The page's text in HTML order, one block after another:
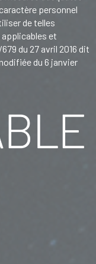
personnel
de telles
et
du 27 avril 2016 dit
du 6 janvier